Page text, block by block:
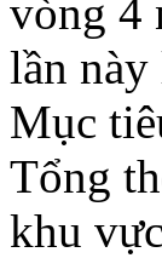
vòng 4
lần
Mục
Tổng
khu